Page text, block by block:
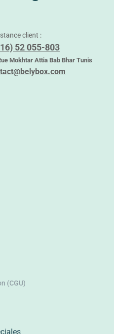
client :
52 055-803
Mokhtar Attia Bab Bhar Tunis
(CGU)